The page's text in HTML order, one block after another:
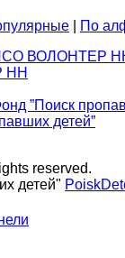
По
НН
детей”
reserved.
детей"